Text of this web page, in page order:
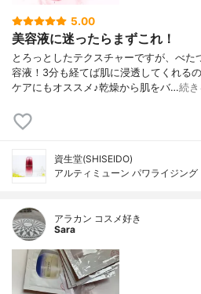
5.00
美容液に迷ったらまずこれ！
とろっとしたテクスチャーですが、べ
容液！3分も経てば肌に浸透してくれる
ケアにもオススメ♪乾燥から肌をバ…続
資生堂(SHISEIDO)
アルティミューン パワライジング
アラカン コスメ好き
Sara